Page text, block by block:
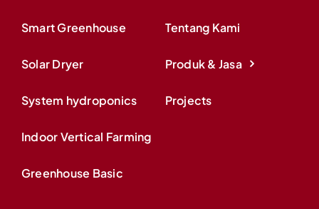
Smart Greenhouse
Solar Dryer
System hydroponics
Indoor Vertical Farming
Greenhouse Basic
Tentang Kami
Produk & Jasa
Projects